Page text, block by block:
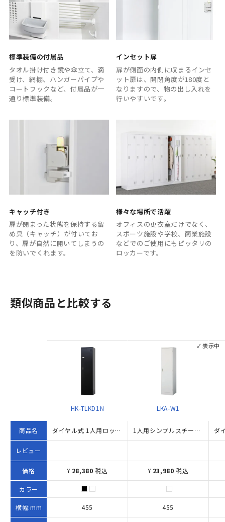
標準装備の付属品
タオル掛け付き鏡や傘立て、滴
受け、網棚、ハンガーパイプや
コートフックなど、付属品が一
通り標準装備。
インセット扉
扉が側面の内側に収まるインセ
ット扉は、開閉角度が180度と
なりますので、物の出し入れを
行いやすいです。
キャッチ付き
扉が閉まった状態を保持する留
め具（キャッチ）が付いてお
り、扉が自然に開いてしまうの
を防いでくれます。
様々な場所で活躍
オフィスの更衣室だけでなく、
スポーツ施設や学校、商業施設
などでのご使用にもピッタリの
ロッカーです。
類似商品と比較する
商品名
レビュー
価格
カラー
横幅:mm
HK-TLKD1N
✓ 表示中
ダイヤル式 1人用ロッカー ワイド TLKシリーズ（W455×D515×H1790）
¥ 28,380 税込
455
LKA-W1
1人用シンプルスチールロッカー ワイドタイプ W455×D515×H1790 ホワイト
¥ 23,980 税込
455